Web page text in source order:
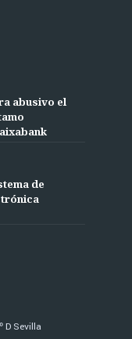
abusivo el
de
D Sevilla